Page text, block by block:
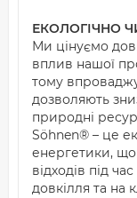
ЕКОЛОГІЧНО
Ми цінуємо
вплив нашої
тому
дозволяють
природні
Söhnen® – це
енергетики,
відходів під
довкілля та на